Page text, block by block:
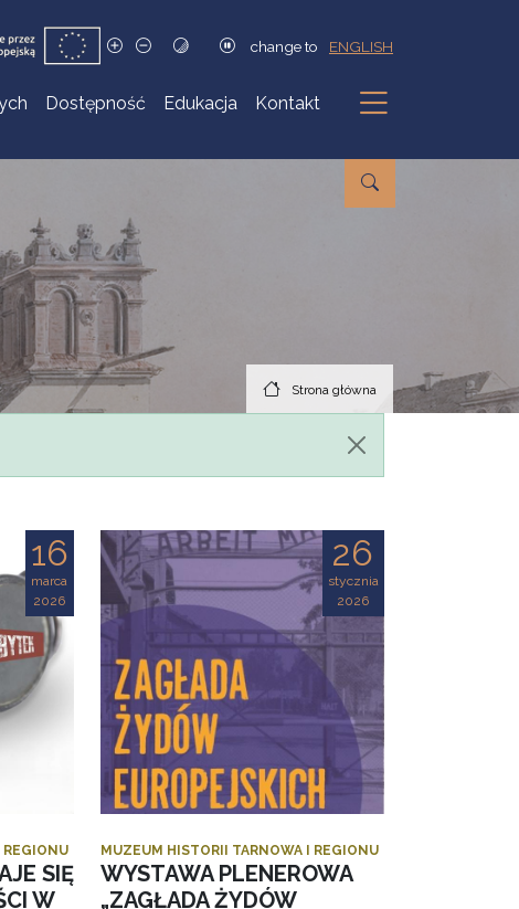
change to ENGLISH
Dostępność Edukacja Kontakt
Podmenu
Strona główna
16
marca
2026
REGIONU
SIĘ
W
26
stycznia
2026
MUZEUM HISTORII TARNOWA I REGIONU
WYSTAWA PLENEROWA
„ZAGŁADA ŻYDÓW